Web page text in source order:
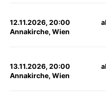
12.11.2026, 20:00
Annakirche, Wien
13.11.2026, 20:00
Annakirche, Wien